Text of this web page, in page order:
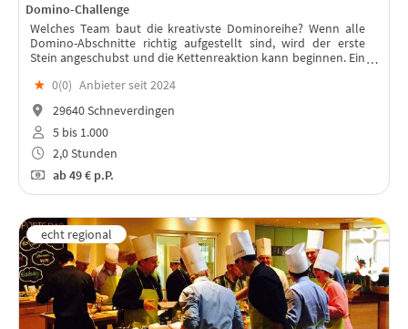
Domino-Challenge
Welches Team baut die kreativste Dominoreihe? Wenn alle
Domino-Abschnitte richtig aufgestellt sind, wird der erste
Stein angeschubst und die Kettenreaktion kann beginnen. Ein
★ 0(0) Anbieter seit 2024
29640 Schneverdingen
5 bis 1.000
2,0 Stunden
ab49 € p.P.